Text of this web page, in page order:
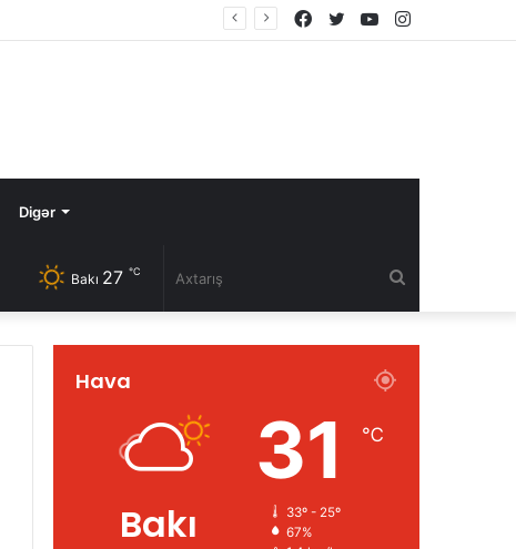
YouTube
Twitter
Facebook
Digər
Bakı 27 ℃
Hava
Bakı
31 ℃
33º - 25º
67%